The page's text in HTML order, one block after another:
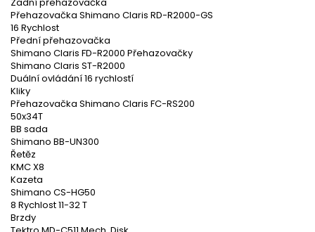
Přehazovačka Shimano Claris RD-R2000-GS
16 Rychlost
Přední přehazovačka
Shimano Claris FD-R2000 Přehazovačky
Shimano Claris ST-R2000
Duální ovládání 16 rychlostí
Kliky
Přehazovačka Shimano Claris FC-RS200
50x34T
BB sada
Shimano BB-UN300
Řetěz
KMC X8
Kazeta
Shimano CS-HG50
8 Rychlost 11-32 T
Brzdy